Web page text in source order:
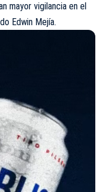
mayor vigilancia en el
Edwin Mejía.